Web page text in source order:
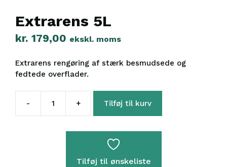
Extrarens 5L
kr. 179,00 ekskl. moms
Extrarens rengøring af stærk besmudsede og
fedtede overflader.
-
Extrarens
antal
+ Tilføj til kurv
Tilføj til ønskeliste